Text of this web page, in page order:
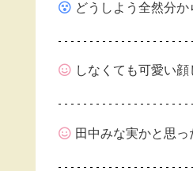
どうしよう全然分か
しなくても可愛い
田中みな実かと思っ